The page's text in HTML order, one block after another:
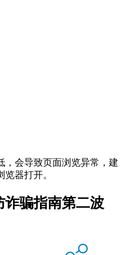
，会导致页面浏览异常，建
器打开。
诈骗指南第二波